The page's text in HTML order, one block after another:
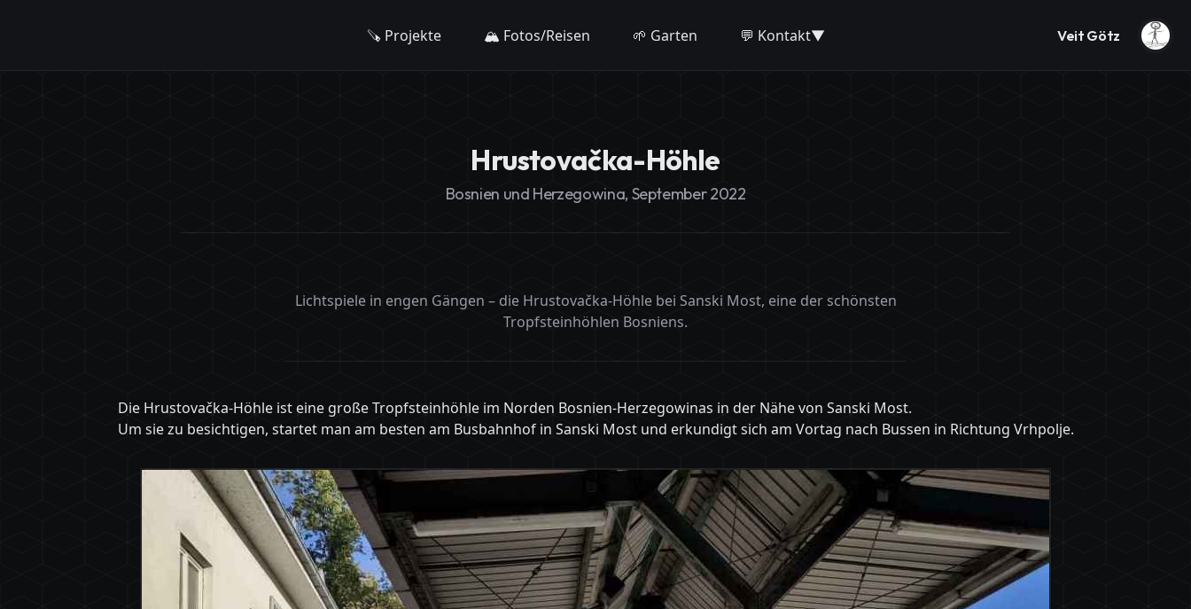
🪚 Projekte 🏔️ Fotos/Reisen 🌱 Garten 💬 Kontakt Veit Götz
Hrustovačka-Höhle
Bosnien und Herzegowina, September 2022
Lichtspiele in engen Gängen – die Hrustovačka-Höhle bei Sanski Most, eine der schönsten
Tropfsteinhöhlen Bosniens.
Die Hrustovačka-Höhle ist eine große Tropfsteinhöhle im Norden Bosnien-Herzegowinas in der Nähe von Sanski Most.
Um sie zu besichtigen, startet man am besten am Busbahnhof in Sanski Most und erkundigt sich am Vortag nach Bussen in Richtung Vrhpolje.